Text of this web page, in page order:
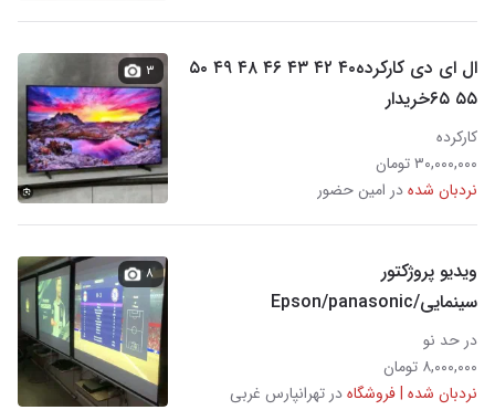
ال ای دی کارکرده۴۰ ۴۲ ۴۳ ۴۶ ۴۸ ۴۹ ۵۰
۵۵ ۶۵خریدار
کارکرده
۳۰,۰۰۰,۰۰۰ تومان
نردبان شدهدر امین حضور
۳
ویدیو پروژکتور
سینمایی/Epson/panasonic
در حد نو
۸,۰۰۰,۰۰۰ تومان
نردبان شده | فروشگاهدر تهرانپارس غربی
۸